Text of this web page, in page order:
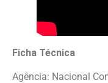
Ficha Técnica
Agência: Nacional